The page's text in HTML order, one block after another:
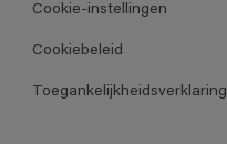
Cookie-instellingen
Cookiebeleid
Toegankelijkheidsverklaring